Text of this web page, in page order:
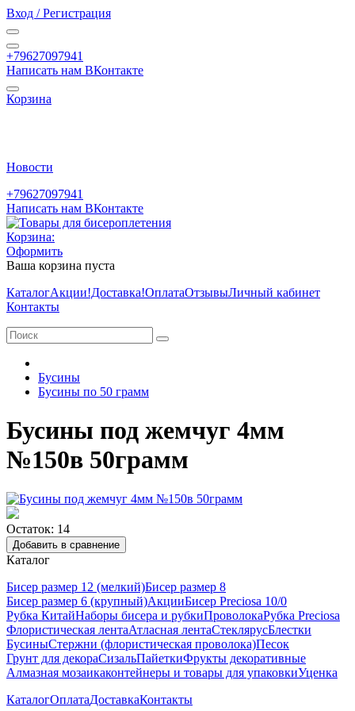
Вход / Регистрация
+79627097941
Написать нам ВКонтакте
Корзина
Новости
+79627097941
Написать нам ВКонтакте
Корзина:
Оформить
Ваша корзина пуста
КаталогАкции!Доставка!ОплатаОтзывыЛичный кабинет
Контакты
Бусины
Бусины по 50 грамм
Бусины под жемчуг 4мм
№150в 50грамм
Остаток: 14
Добавить в сравнение
Каталог
Бисер размер 12 (мелкий)Бисер размер 8
Бисер размер 6 (крупный)АкцииБисер Preciosa 10/0
Рубка КитайНаборы бисера и рубкиПроволокаРубка Preciosa
Флористическая лентаАтласная лентаСтеклярусБлестки
БусиныСтержни (флористическая проволока)Песок
Грунт для декораСизальПайеткиФрукты декоративные
Алмазная мозаикаконтейнеры и товары для упаковкиУценка
КаталогОплатаДоставкаКонтакты